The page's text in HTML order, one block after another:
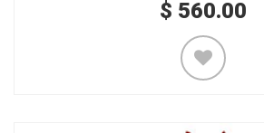
$ 560.00